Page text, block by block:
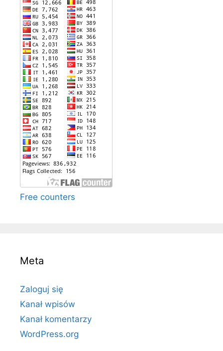
Free counters
Meta
Zaloguj się
Kanał wpisów
Kanał komentarzy
WordPress.org